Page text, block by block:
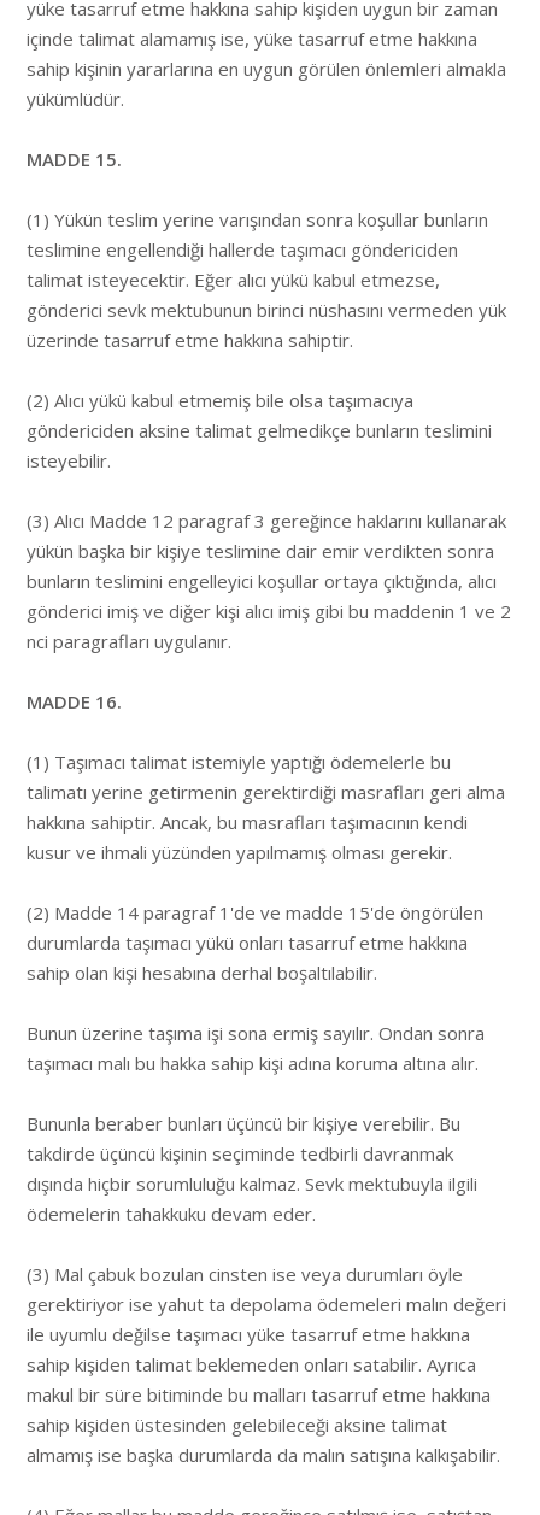
yüke tasarruf etme hakkına sahip kişiden uygun bir zaman
içinde talimat alamamış ise, yüke tasarruf etme hakkına
sahip kişinin yararlarına en uygun görülen önlemleri almakla
yükümlüdür.
MADDE 15.
(1) Yükün teslim yerine varışından sonra koşullar bunların
teslimine engellendiği hallerde taşımacı göndericiden
talimat isteyecektir. Eğer alıcı yükü kabul etmezse,
gönderici sevk mektubunun birinci nüshasını vermeden yük
üzerinde tasarruf etme hakkına sahiptir.
(2) Alıcı yükü kabul etmemiş bile olsa taşımacıya
göndericiden aksine talimat gelmedikçe bunların teslimini
isteyebilir.
(3) Alıcı Madde 12 paragraf 3 gereğince haklarını kullanarak
yükün başka bir kişiye teslimine dair emir verdikten sonra
bunların teslimini engelleyici koşullar ortaya çıktığında, alıcı
gönderici imiş ve diğer kişi alıcı imiş gibi bu maddenin 1 ve 2
nci paragrafları uygulanır.
MADDE 16.
(1) Taşımacı talimat istemiyle yaptığı ödemelerle bu
talimatı yerine getirmenin gerektirdiği masrafları geri alma
hakkına sahiptir. Ancak, bu masrafları taşımacının kendi
kusur ve ihmali yüzünden yapılmamış olması gerekir.
(2) Madde 14 paragraf 1'de ve madde 15'de öngörülen
durumlarda taşımacı yükü onları tasarruf etme hakkına
sahip olan kişi hesabına derhal boşaltılabilir.
Bunun üzerine taşıma işi sona ermiş sayılır. Ondan sonra
taşımacı malı bu hakka sahip kişi adına koruma altına alır.
Bununla beraber bunları üçüncü bir kişiye verebilir. Bu
takdirde üçüncü kişinin seçiminde tedbirli davranmak
dışında hiçbir sorumluluğu kalmaz. Sevk mektubuyla ilgili
ödemelerin tahakkuku devam eder.
(3) Mal çabuk bozulan cinsten ise veya durumları öyle
gerektiriyor ise yahut ta depolama ödemeleri malın değeri
ile uyumlu değilse taşımacı yüke tasarruf etme hakkına
sahip kişiden talimat beklemeden onları satabilir. Ayrıca
makul bir süre bitiminde bu malları tasarruf etme hakkına
sahip kişiden üstesinden gelebileceği aksine talimat
almamış ise başka durumlarda da malın satışına kalkışabilir.